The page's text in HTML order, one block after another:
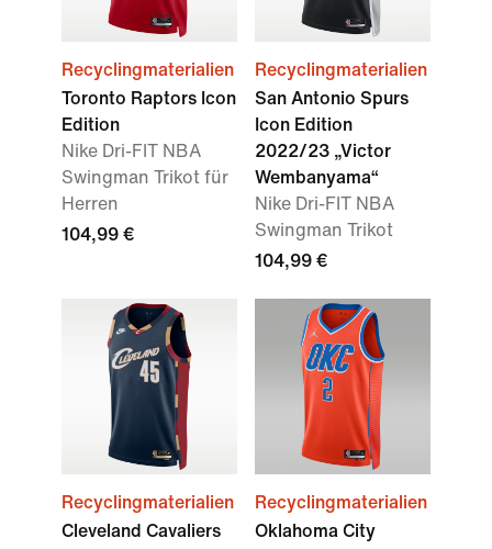
Recyclingmaterialien
Toronto Raptors Icon
Edition
Nike Dri-FIT NBA
Swingman Trikot für
Herren
104,99 €
Recyclingmaterialien
San Antonio Spurs
Icon Edition
2022/23 „Victor
Wembanyama“
Nike Dri-FIT NBA
Swingman Trikot
104,99 €
Recyclingmaterialien
Cleveland Cavaliers
Recyclingmaterialien
Oklahoma City